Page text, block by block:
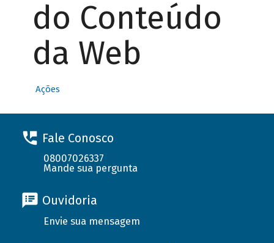
do Conteúdo
da Web
Ações
Fale Conosco
08007026337
Mande sua pergunta
Ouvidoria
Envie sua mensagem